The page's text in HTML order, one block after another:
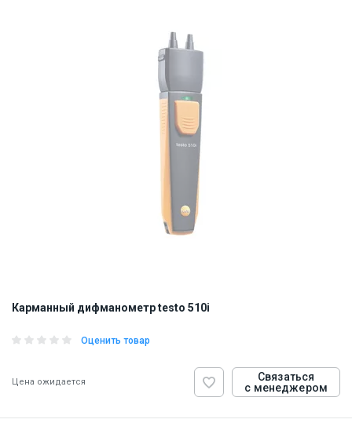
Карманный дифманометр testo 510i
Оценить товар
Цена ожидается
Связаться
с менеджером